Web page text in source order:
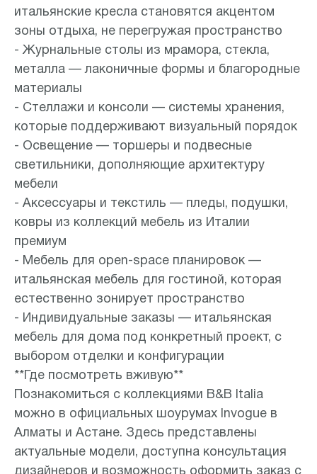
итальянские кресла становятся акцентом
зоны отдыха, не перегружая пространство
- Журнальные столы из мрамора, стекла,
металла — лаконичные формы и благородные
материалы
- Стеллажи и консоли — системы хранения,
которые поддерживают визуальный порядок
- Освещение — торшеры и подвесные
светильники, дополняющие архитектуру
мебели
- Аксессуары и текстиль — пледы, подушки,
ковры из коллекций мебель из Италии
премиум
- Мебель для open-space планировок —
итальянская мебель для гостиной, которая
естественно зонирует пространство
- Индивидуальные заказы — итальянская
мебель для дома под конкретный проект, с
выбором отделки и конфигурации
**Где посмотреть вживую**
Познакомиться с коллекциями B&B Italia
можно в официальных шоурумах Invogue в
Алматы и Астане. Здесь представлены
актуальные модели, доступна консультация
дизайнеров и возможность оформить заказ с